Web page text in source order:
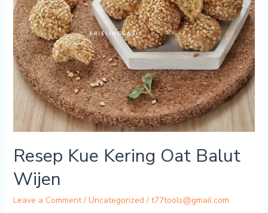
Resep Kue Kering Oat Balut
Wijen
Leave a Comment / Uncategorized / t77tools@gmail.com